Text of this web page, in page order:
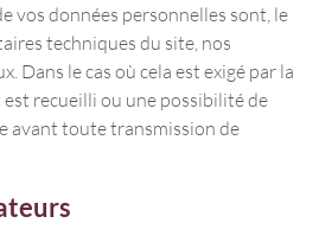
vos données personnelles sont, le
techniques du site, nos
Dans le cas où cela est exigé par la
recueilli ou une possibilité de
avant toute transmission de